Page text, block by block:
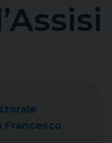
Francesco